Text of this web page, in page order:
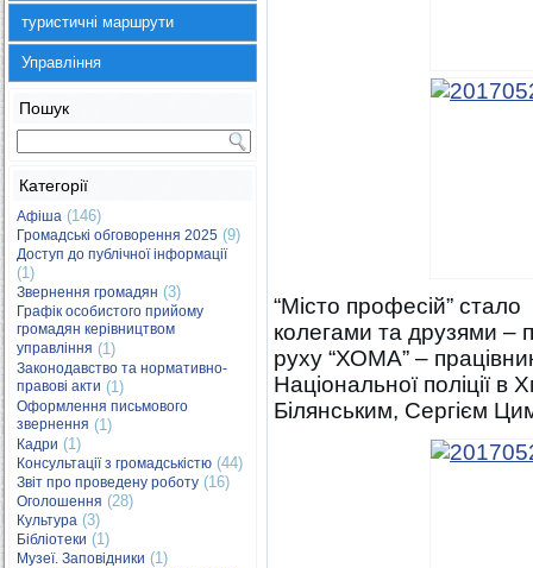
туристичні маршрути
Управління
Пошук
Категорії
Афіша (146)
Громадські обговорення 2025 (9)
Доступ до публічної інформації
(1)
Звернення громадян (3)
Графік особистого прийому
громадян керівництвом
управління (1)
Законодавство та нормативно-
правові акти (1)
Оформлення письмового
звернення (1)
Кадри (1)
Консультації з громадськістю (44)
Звіт про проведену роботу (16)
Оголошення (28)
Культура (3)
Бібліотеки (1)
Музеї. Заповідники (1)
“Місто професій”
колегами та друзями –
руху “ХОМА” –
Національної поліції
Білянським, Сергієм